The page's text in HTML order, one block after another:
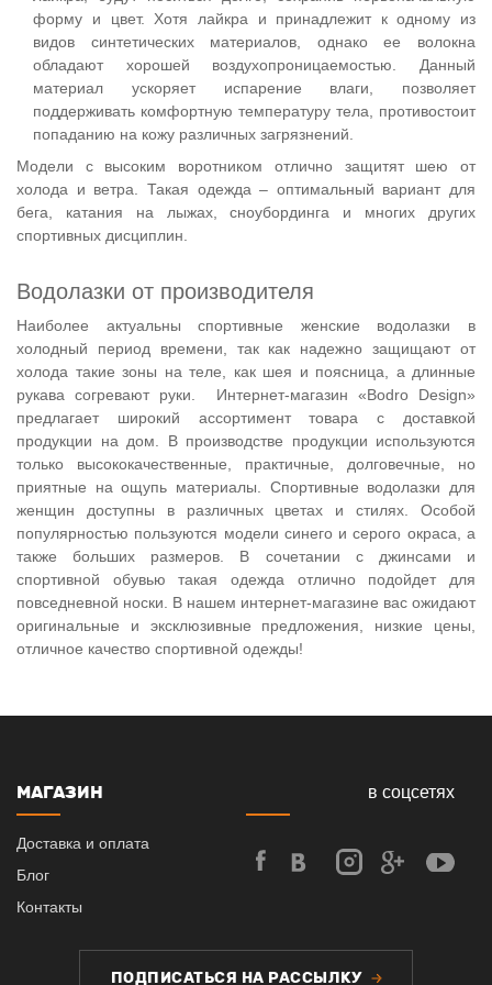
форму и цвет. Хотя лайкра и принадлежит к одному из
видов синтетических материалов, однако ее волокна
обладают хорошей воздухопроницаемостью. Данный
материал ускоряет испарение влаги, позволяет
поддерживать комфортную температуру тела, противостоит
попаданию на кожу различных загрязнений.
Модели с высоким воротником отлично защитят шею от
холода и ветра. Такая одежда – оптимальный вариант для
бега, катания на лыжах, сноубординга и многих других
спортивных дисциплин.
Водолазки от производителя
Наиболее актуальны спортивные женские водолазки в
холодный период времени, так как надежно защищают от
холода такие зоны на теле, как шея и поясница, а длинные
рукава согревают руки. Интернет-магазин «Bodro Design»
предлагает широкий ассортимент товара с доставкой
продукции на дом. В производстве продукции используются
только высококачественные, практичные, долговечные, но
приятные на ощупь материалы. Спортивные водолазки для
женщин доступны в различных цветах и стилях. Особой
популярностью пользуются модели синего и серого окраса, а
также больших размеров. В сочетании с джинсами и
спортивной обувью такая одежда отлично подойдет для
повседневной носки. В нашем интернет-магазине вас ожидают
оригинальные и эксклюзивные предложения, низкие цены,
отличное качество спортивной одежды!
в соцсетях
МАГАЗИН
Доставка и оплата
Блог
Контакты
ПОДПИСАТЬСЯ НА РАССЫЛКУ